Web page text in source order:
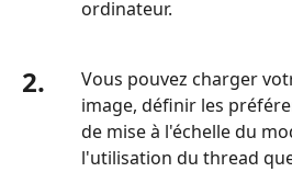
ordinateur.
2.
Vous pouvez charger
image, définir les
de mise à l'échelle du
l'utilisation du thread